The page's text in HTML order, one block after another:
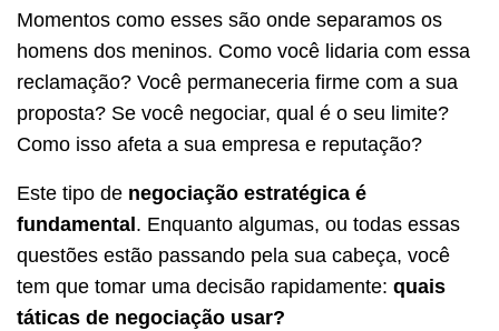
Momentos como esses são onde separamos os
homens dos meninos. Como você lidaria com essa
reclamação? Você permaneceria firme com a sua
proposta? Se você negociar, qual é o seu limite?
Como isso afeta a sua empresa e reputação?
Este tipo de negociação estratégica é
fundamental. Enquanto algumas, ou todas essas
questões estão passando pela sua cabeça, você
tem que tomar uma decisão rapidamente: quais
táticas de negociação usar?